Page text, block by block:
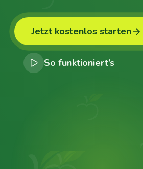
Jetzt kostenlos starten
So funktioniert’s